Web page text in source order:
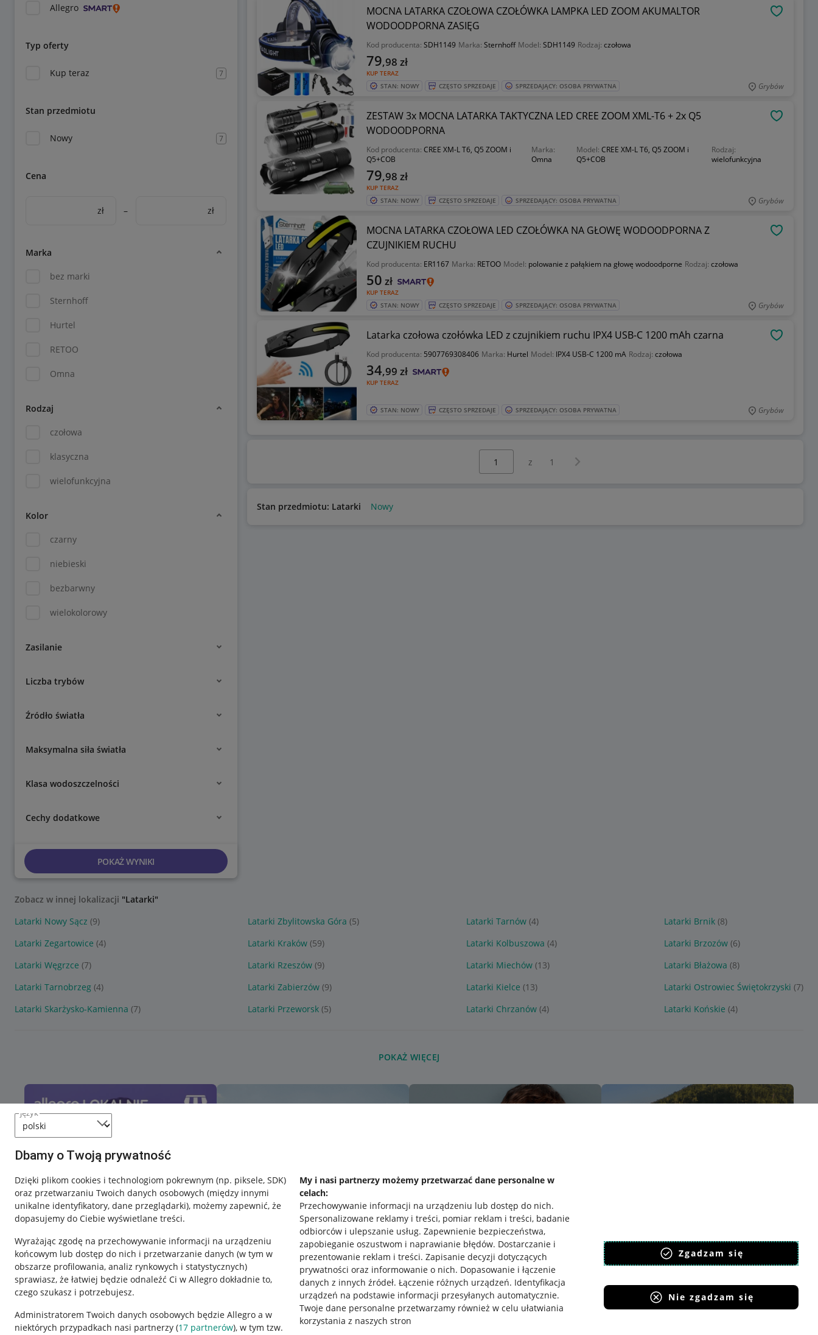
język
Dbamy o Twoją prywatność
Dzięki plikom cookies i technologiom pokrewnym (np. piksele, SDK)
oraz przetwarzaniu Twoich danych osobowych (między innymi
unikalne identyfikatory, dane przeglądarki), możemy zapewnić, że
dopasujemy do Ciebie wyświetlane treści.
Wyrażając zgodę na przechowywanie informacji na urządzeniu
końcowym lub dostęp do nich i przetwarzanie danych (w tym w
obszarze profilowania, analiz rynkowych i statystycznych)
sprawiasz, że łatwiej będzie odnaleźć Ci w Allegro dokładnie to,
czego szukasz i potrzebujesz.
Administratorem Twoich danych osobowych będzie Allegro a w
niektórych przypadkach nasi partnerzy (17 partnerów), w tym tzw.
My i nasi partnerzy możemy przetwarzać dane personalne w
celach:
Przechowywanie informacji na urządzeniu lub dostęp do nich.
Spersonalizowane reklamy i treści, pomiar reklam i treści, badanie
odbiorców i ulepszanie usług. Zapewnienie bezpieczeństwa,
zapobieganie oszustwom i naprawianie błędów. Dostarczanie i
prezentowanie reklam i treści. Zapisanie decyzji dotyczących
prywatności oraz informowanie o nich. Dopasowanie i łączenie
danych z innych źródeł. Łączenie różnych urządzeń. Identyfikacja
urządzeń na podstawie informacji przesyłanych automatycznie.
Twoje dane personalne przetwarzamy również w celu ułatwiania
korzystania z naszych stron
Zgadzam się
Nie zgadzam się
Allegro
Typ oferty
Kup teraz 7
Stan przedmiotu
Nowy 7
Cena
zł – zł
Marka
bez marki
Sternhoff
Hurtel
RETOO
Omna
Rodzaj
czołowa
klasyczna
wielofunkcyjna
Kolor
czarny
niebieski
bezbarwny
wielokolorowy
Zasilanie
Liczba trybów
Źródło światła
Maksymalna siła światła
Klasa wodoszczelności
Cechy dodatkowe
POKAŻ WYNIKI
MOCNA LATARKA CZOŁOWA CZOŁÓWKA LAMPKA LED ZOOM AKUMALTOR
WODOODPORNA ZASIĘG
Kod producenta: SDH1149 Marka: Sternhoff Model: SDH1149 Rodzaj: czołowa
KUP TERAZ
79,98 zł
STAN: NOWY CZĘSTO SPRZEDAJE SPRZEDAJĄCY: OSOBA PRYWATNA Grybów
ZESTAW 3x MOCNA LATARKA TAKTYCZNA LED CREE ZOOM XML-T6 + 2x Q5
WODOODPORNA
Kod producenta: CREE XM-L T6, Q5 ZOOM i
Q5+COB
Marka:
Omna
Model: CREE XM-L T6, Q5 ZOOM i
Q5+COB
Rodzaj:
wielofunkcyjna
KUP TERAZ
79,98 zł
STAN: NOWY CZĘSTO SPRZEDAJE SPRZEDAJĄCY: OSOBA PRYWATNA Grybów
MOCNA LATARKA CZOŁOWA LED CZOŁÓWKA NA GŁOWĘ WODOODPORNA Z
CZUJNIKIEM RUCHU
Kod producenta: ER1167 Marka: RETOO Model: polowanie z pałąkiem na głowę wodoodporne Rodzaj: czołowa
KUP TERAZ
50 zł
STAN: NOWY CZĘSTO SPRZEDAJE SPRZEDAJĄCY: OSOBA PRYWATNA Grybów
Latarka czołowa czołówka LED z czujnikiem ruchu IPX4 USB-C 1200 mAh czarna
Kod producenta: 5907769308406 Marka: Hurtel Model: IPX4 USB-C 1200 mA Rodzaj: czołowa
KUP TERAZ
34,99 zł
STAN: NOWY CZĘSTO SPRZEDAJE SPRZEDAJĄCY: OSOBA PRYWATNA Grybów
z 1 Następna strona
Stan przedmiotu: Latarki Nowy
Zobacz w innej lokalizacji "Latarki"
Latarki Nowy Sącz (9) Latarki Zbylitowska Góra (5) Latarki Tarnów (4) Latarki Brnik (8)
Latarki Zegartowice (4) Latarki Kraków (59) Latarki Kolbuszowa (4) Latarki Brzozów (6)
Latarki Węgrzce (7) Latarki Rzeszów (9) Latarki Miechów (13) Latarki Błażowa (8)
Latarki Tarnobrzeg (4) Latarki Zabierzów (9) Latarki Kielce (13) Latarki Ostrowiec Świętokrzyski (7)
Latarki Skarżysko-Kamienna (7) Latarki Przeworsk (5) Latarki Chrzanów (4) Latarki Końskie (4)
POKAŻ WIĘCEJ
Przydatne informacje
Jak to działa Regulamin
Pobierz aplikację